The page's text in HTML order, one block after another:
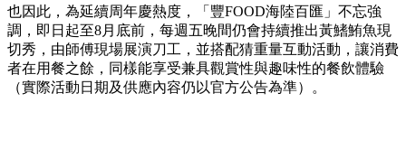
也因此，為延續周年慶熱度，「豐FOOD海陸百匯」不忘強
調，即日起至8月底前，每週五晚間仍會持續推出黃鰭鮪魚現
切秀，由師傅現場展演刀工，並搭配猜重量互動活動，讓消費
者在用餐之餘，同樣能享受兼具觀賞性與趣味性的餐飲體驗
（實際活動日期及供應內容仍以官方公告為準）。